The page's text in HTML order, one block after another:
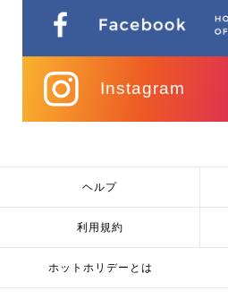
Instagram
ヘルプ
利用規約
ホットホリデーとは